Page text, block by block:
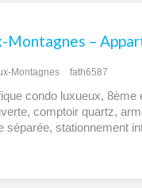
Montagnes fath6587
condo luxueux,
comptoir quartz,
séparée, stationnement